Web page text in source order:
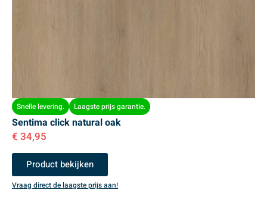
Snelle levering. Laagste prijs garantie.
Sentima click natural oak
€ 34,95
Product bekijken
Vraag direct de laagste prijs aan!